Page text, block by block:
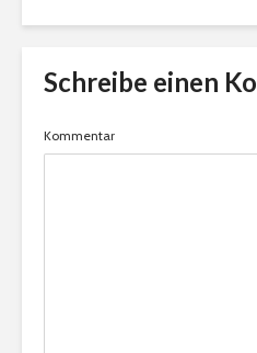
Schreibe einen
Kommentar